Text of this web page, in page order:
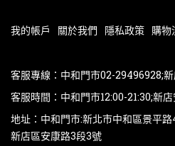
我的帳戶 關於我們 隱私政策 購物
客服專線：中和門市02-29496928;
客服時間：中和門市12:00-21:30;新
地址：中和門市:新北市中和區景平
新店區安康路3段3號